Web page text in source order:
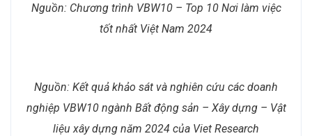
Nguồn: Chương trình VBW10 – Top 10 Nơi làm việc
tốt nhất Việt Nam 2024
Nguồn: Kết quả khảo sát và nghiên cứu các doanh
nghiệp VBW10 ngành Bất động sản – Xây dựng – Vật
liệu xây dựng năm 2024 của Viet Research